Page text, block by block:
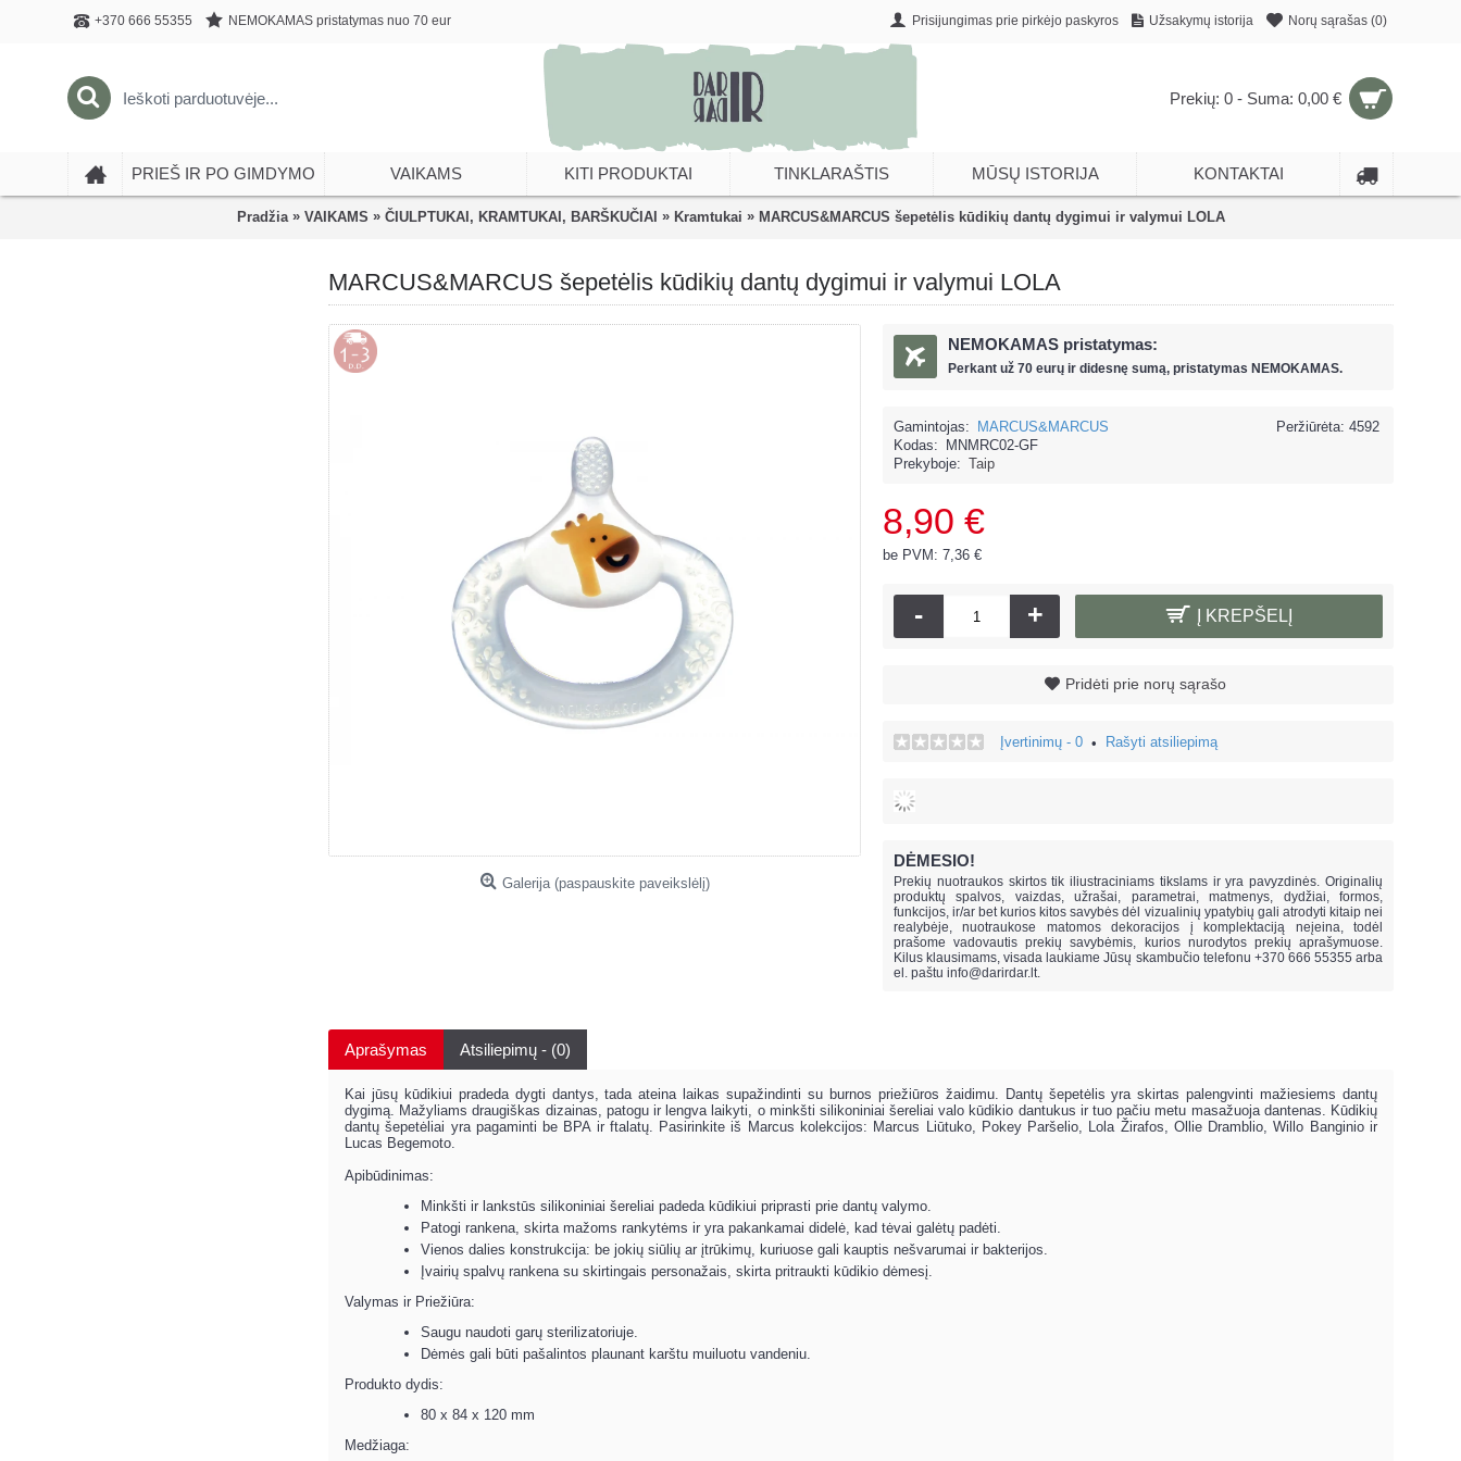
+370 666 55355 NEMOKAMAS pristatymas nuo 70 eur Prisijungimas prie pirkėjo paskyros Užsakymų istorija Norų sąrašas (0)
Prekių: 0 - Suma: 0,00 €
PRIEŠ IR PO GIMDYMO VAIKAMS KITI PRODUKTAI TINKLARAŠTIS MŪSŲ ISTORIJA KONTAKTAI
Pradžia » VAIKAMS » ČIULPTUKAI, KRAMTUKAI, BARŠKUČIAI » Kramtukai » MARCUS&MARCUS šepetėlis kūdikių dantų dygimui ir valymui LOLA
MARCUS&MARCUS šepetėlis kūdikių dantų dygimui ir valymui LOLA
Galerija (paspauskite paveikslėlį)
NEMOKAMAS pristatymas:
Perkant už 70 eurų ir didesnę sumą, pristatymas NEMOKAMAS.
Peržiūrėta: 4592
Gamintojas:
MARCUS&MARCUS
Kodas:
MNMRC02-GF
Prekyboje: Taip
8,90 €
be PVM: 7,36 €
- + Į KREPŠELĮ
Pridėti prie norų sąrašo
Įvertinimų - 0 • Rašyti atsiliepimą
DĖMESIO!
Prekių nuotraukos skirtos tik iliustraciniams tikslams ir yra pavyzdinės. Originalių
produktų spalvos, vaizdas, užrašai, parametrai, matmenys, dydžiai, formos,
funkcijos, ir/ar bet kurios kitos savybės dėl vizualinių ypatybių gali atrodyti kitaip nei
realybėje, nuotraukose matomos dekoracijos į komplektaciją neįeina,todėl
prašome vadovautis prekių savybėmis, kurios nurodytos prekių aprašymuose.
Kilus klausimams, visada laukiame Jūsų skambučio telefonu +370 666 55355 arba
el. paštu info@darirdar.lt.
Aprašymas Atsiliepimų - (0)
Kai jūsų kūdikiui pradeda dygti dantys, tada ateina laikas supažindinti su burnos priežiūros žaidimu. Dantų šepetėlis yra skirtas palengvinti mažiesiems dantų
dygimą. Mažyliams draugiškas dizainas, patogu ir lengva laikyti, o minkšti silikoniniai šereliai valo kūdikio dantukus ir tuo pačiu metu masažuoja dantenas. Kūdikių
dantų šepetėliai yra pagaminti be BPA ir ftalatų. Pasirinkite iš Marcus kolekcijos: Marcus Liūtuko, Pokey Paršelio, Lola Žirafos, Ollie Dramblio, Willo Banginio ir
Lucas Begemoto.
Apibūdinimas:
Minkšti ir lankstūs silikoniniai šereliai padeda kūdikiui priprasti prie dantų valymo.
Patogi rankena, skirta mažoms rankytėms ir yra pakankamai didelė, kad tėvai galėtų padėti.
Vienos dalies konstrukcija: be jokių siūlių ar įtrūkimų, kuriuose gali kauptis nešvarumai ir bakterijos.
Įvairių spalvų rankena su skirtingais personažais, skirta pritraukti kūdikio dėmesį.
Valymas ir Priežiūra:
Saugu naudoti garų sterilizatoriuje.
Dėmės gali būti pašalintos plaunant karštu muiluotu vandeniu.
Produkto dydis:
80 x 84 x 120 mm
Medžiaga: